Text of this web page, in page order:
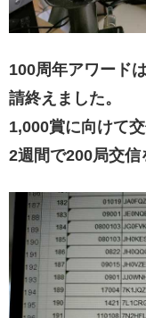
100周年アワード
請終えました。
1,000賞に向けて
2週間で200局交信